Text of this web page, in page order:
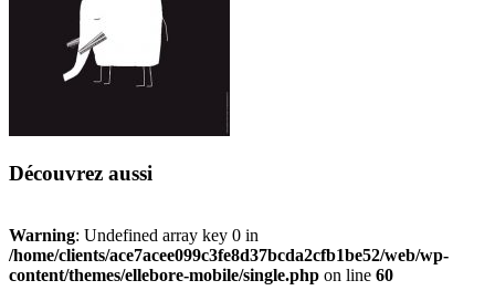
Découvrez aussi
Warning: Undefined array key 0 in
/home/clients/ace7acee099c3fe8d37bcda2cfb1be52/web/wp-
content/themes/ellebore-mobile/single.php on line 60